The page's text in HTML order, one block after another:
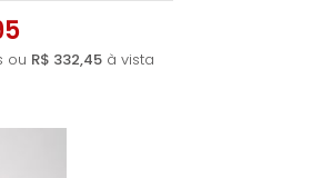
ou R$ 332,45 à vista